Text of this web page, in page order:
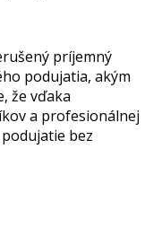
príjemný
podujatia, akým
že vďaka
a profesionálnej
bez